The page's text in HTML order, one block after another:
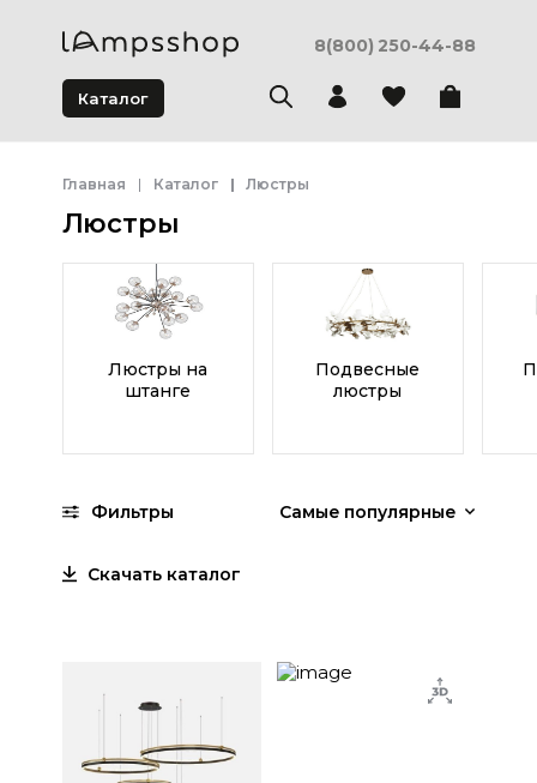
8(800) 250-44-88
Каталог
Главная Каталог Люстры
Люстры
Люстры на
штанге
Подвесные
люстры
Фильтры Самые популярные
Скачать каталог